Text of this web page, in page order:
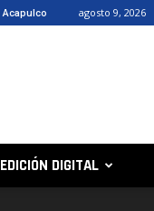
Acapulco agosto 9, 2026
EDICIÓN DIGITAL